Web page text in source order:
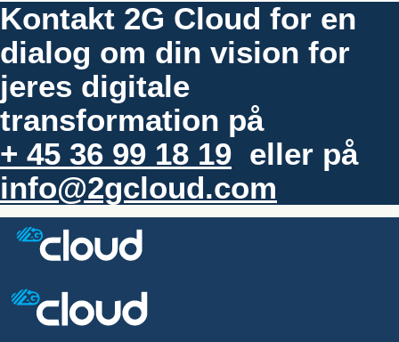
Kontakt 2G Cloud for en
dialog om din vision for
jeres digitale
transformation på
+ 45 36 99 18 19 eller på
info@2gcloud.com